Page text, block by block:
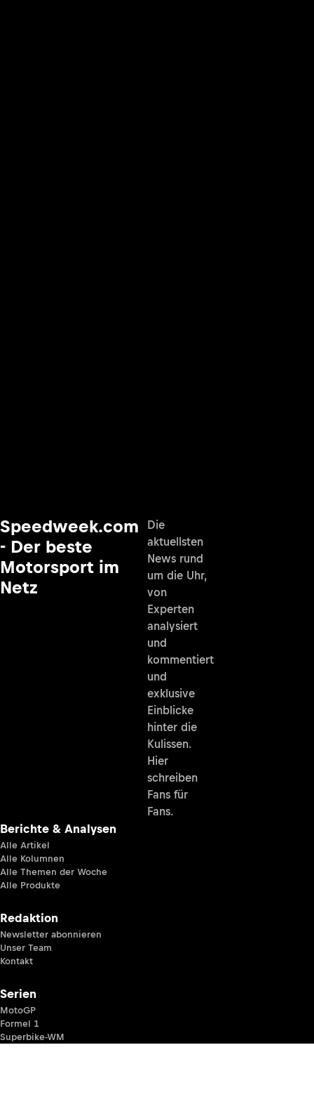
Speedweek.com
- Der beste
Motorsport im
Netz
Die
aktuellsten
News rund
um die Uhr,
von
Experten
analysiert
und
kommentiert
und
exklusive
Einblicke
hinter die
Kulissen.
Hier
schreiben
Fans für
Fans.
Berichte & Analysen
Alle Artikel
Alle Kolumnen
Alle Themen der Woche
Alle Produkte
Redaktion
Newsletter abonnieren
Unser Team
Kontakt
Serien
MotoGP
Formel 1
Superbike-WM